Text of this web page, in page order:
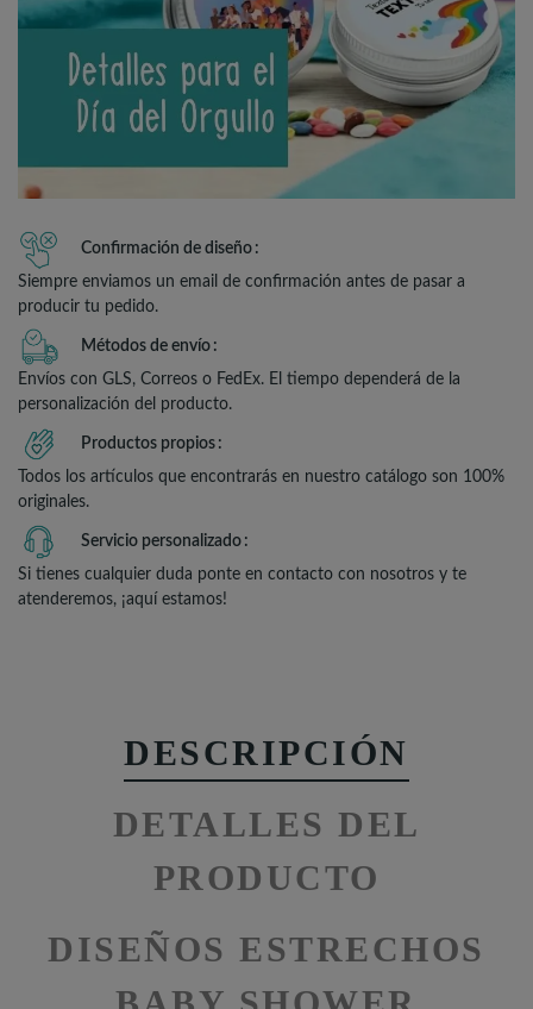
Confirmación de diseño
Siempre enviamos un email de confirmación antes de pasar a
producir tu pedido.
Métodos de envío
Envíos con GLS, Correos o FedEx. El tiempo dependerá de la
personalización del producto.
Productos propios
Todos los artículos que encontrarás en nuestro catálogo son 100%
originales.
Servicio personalizado
Si tienes cualquier duda ponte en contacto con nosotros y te
atenderemos, ¡aquí estamos!
DESCRIPCIÓN
DETALLES DEL
PRODUCTO
DISEÑOS ESTRECHOS